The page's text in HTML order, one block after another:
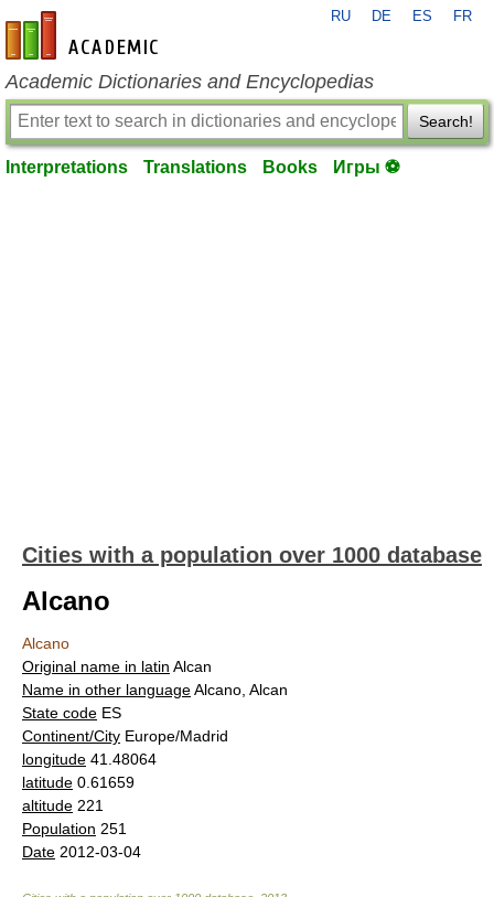
en-academic.com
RU DE ES FR
Academic Dictionaries and Encyclopedias
Search!
Interpretations Translations Books Игры ⚽
Cities with a population over 1000 database
Alcano
Alcano
Original name in latin Alcan
Name in other languageAlcano, Alcan
State code ES
Continent/City Europe/Madrid
longitude 41.48064
latitude 0.61659
altitude 221
Population 251
Date 2012-03-04